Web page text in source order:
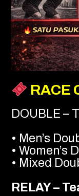
RACE
DOUBLE –
• Men’s
• Women’s
• Mixed
RELAY –